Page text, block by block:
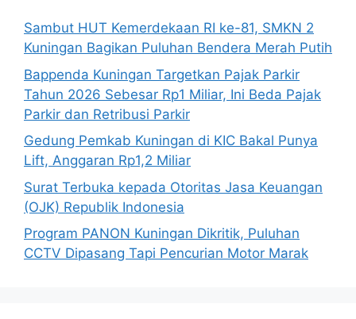
Sambut HUT Kemerdekaan RI ke-81, SMKN 2
Kuningan Bagikan Puluhan Bendera Merah Putih
Bappenda Kuningan Targetkan Pajak Parkir
Tahun 2026 Sebesar Rp1 Miliar, Ini Beda Pajak
Parkir dan Retribusi Parkir
Gedung Pemkab Kuningan di KIC Bakal Punya
Lift, Anggaran Rp1,2 Miliar
Surat Terbuka kepada Otoritas Jasa Keuangan
(OJK) Republik Indonesia
Program PANON Kuningan Dikritik, Puluhan
CCTV Dipasang Tapi Pencurian Motor Marak